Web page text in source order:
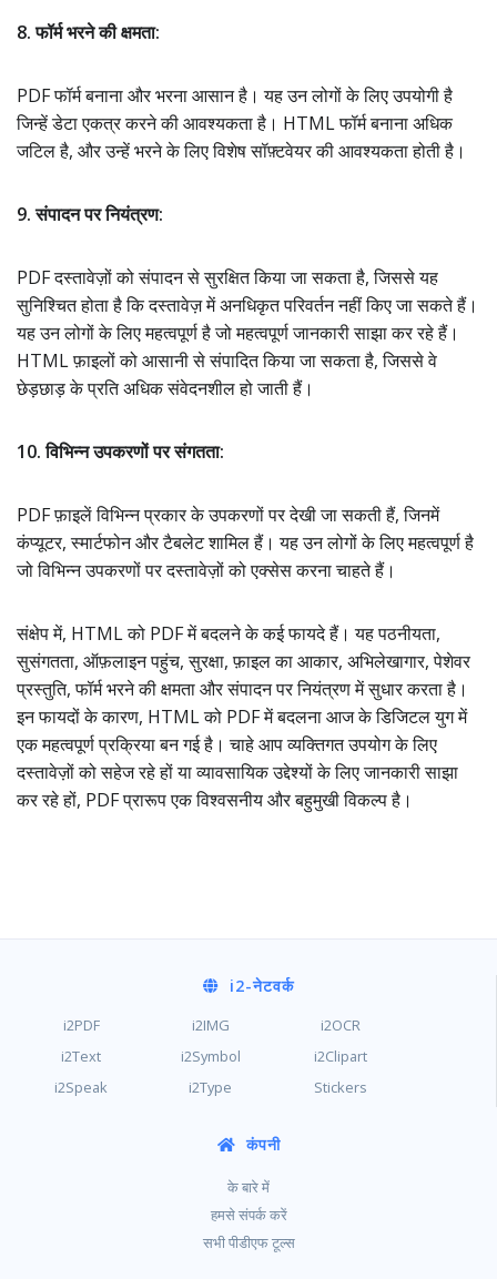
8. फॉर्म भरने की क्षमता:
PDF फॉर्म बनाना और भरना आसान है। यह उन लोगों के लिए उपयोगी है
जिन्हें डेटा एकत्र करने की आवश्यकता है। HTML फॉर्म बनाना अधिक
जटिल है, और उन्हें भरने के लिए विशेष सॉफ़्टवेयर की आवश्यकता होती है।
9. संपादन पर नियंत्रण:
PDF दस्तावेज़ों को संपादन से सुरक्षित किया जा सकता है, जिससे यह
सुनिश्चित होता है कि दस्तावेज़ में अनधिकृत परिवर्तन नहीं किए जा सकते हैं।
यह उन लोगों के लिए महत्वपूर्ण है जो महत्वपूर्ण जानकारी साझा कर रहे हैं।
HTML फ़ाइलों को आसानी से संपादित किया जा सकता है, जिससे वे
छेड़छाड़ के प्रति अधिक संवेदनशील हो जाती हैं।
10. विभिन्न उपकरणों पर संगतता:
PDF फ़ाइलें विभिन्न प्रकार के उपकरणों पर देखी जा सकती हैं, जिनमें
कंप्यूटर, स्मार्टफोन और टैबलेट शामिल हैं। यह उन लोगों के लिए महत्वपूर्ण है
जो विभिन्न उपकरणों पर दस्तावेज़ों को एक्सेस करना चाहते हैं।
संक्षेप में, HTML को PDF में बदलने के कई फायदे हैं। यह पठनीयता,
सुसंगतता, ऑफ़लाइन पहुंच, सुरक्षा, फ़ाइल का आकार, अभिलेखागार, पेशेवर
प्रस्तुति, फॉर्म भरने की क्षमता और संपादन पर नियंत्रण में सुधार करता है।
इन फायदों के कारण, HTML को PDF में बदलना आज के डिजिटल युग में
एक महत्वपूर्ण प्रक्रिया बन गई है। चाहे आप व्यक्तिगत उपयोग के लिए
दस्तावेज़ों को सहेज रहे हों या व्यावसायिक उद्देश्यों के लिए जानकारी साझा
कर रहे हों, PDF प्रारूप एक विश्वसनीय और बहुमुखी विकल्प है।
i2-नेटवर्क
i2PDF i2IMG
i2OCR
i2Text
i2Symbol
i2Clipart
i2Speak
i2Type Stickers
कंपनी
के बारे में
हमसे संपर्क करें
सभी पीडीएफ टूल्स